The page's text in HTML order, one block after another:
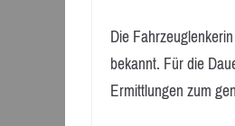
Die
bekannt. Für die
Ermittlungen zum